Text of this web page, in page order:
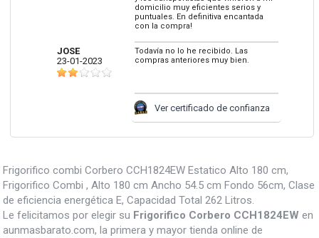
domicilio muy eficientes serios y
puntuales. En definitiva encantada
con la compra!
JOSE
23-01-2023
Todavía no lo he recibido. Las
compras anteriores muy bien.
Ver certificado de confianza
Frigorifico combi Corbero CCH1824EW Estatico Alto 180 cm,
Frigorifico Combi , Alto 180 cm Ancho 54.5 cm Fondo 56cm, Clase
de eficiencia energética E, Capacidad Total 262 Litros.
Le felicitamos por elegir su Frigorifico Corbero CCH1824EW en
aunmasbarato.com, la primera y mayor tienda online de